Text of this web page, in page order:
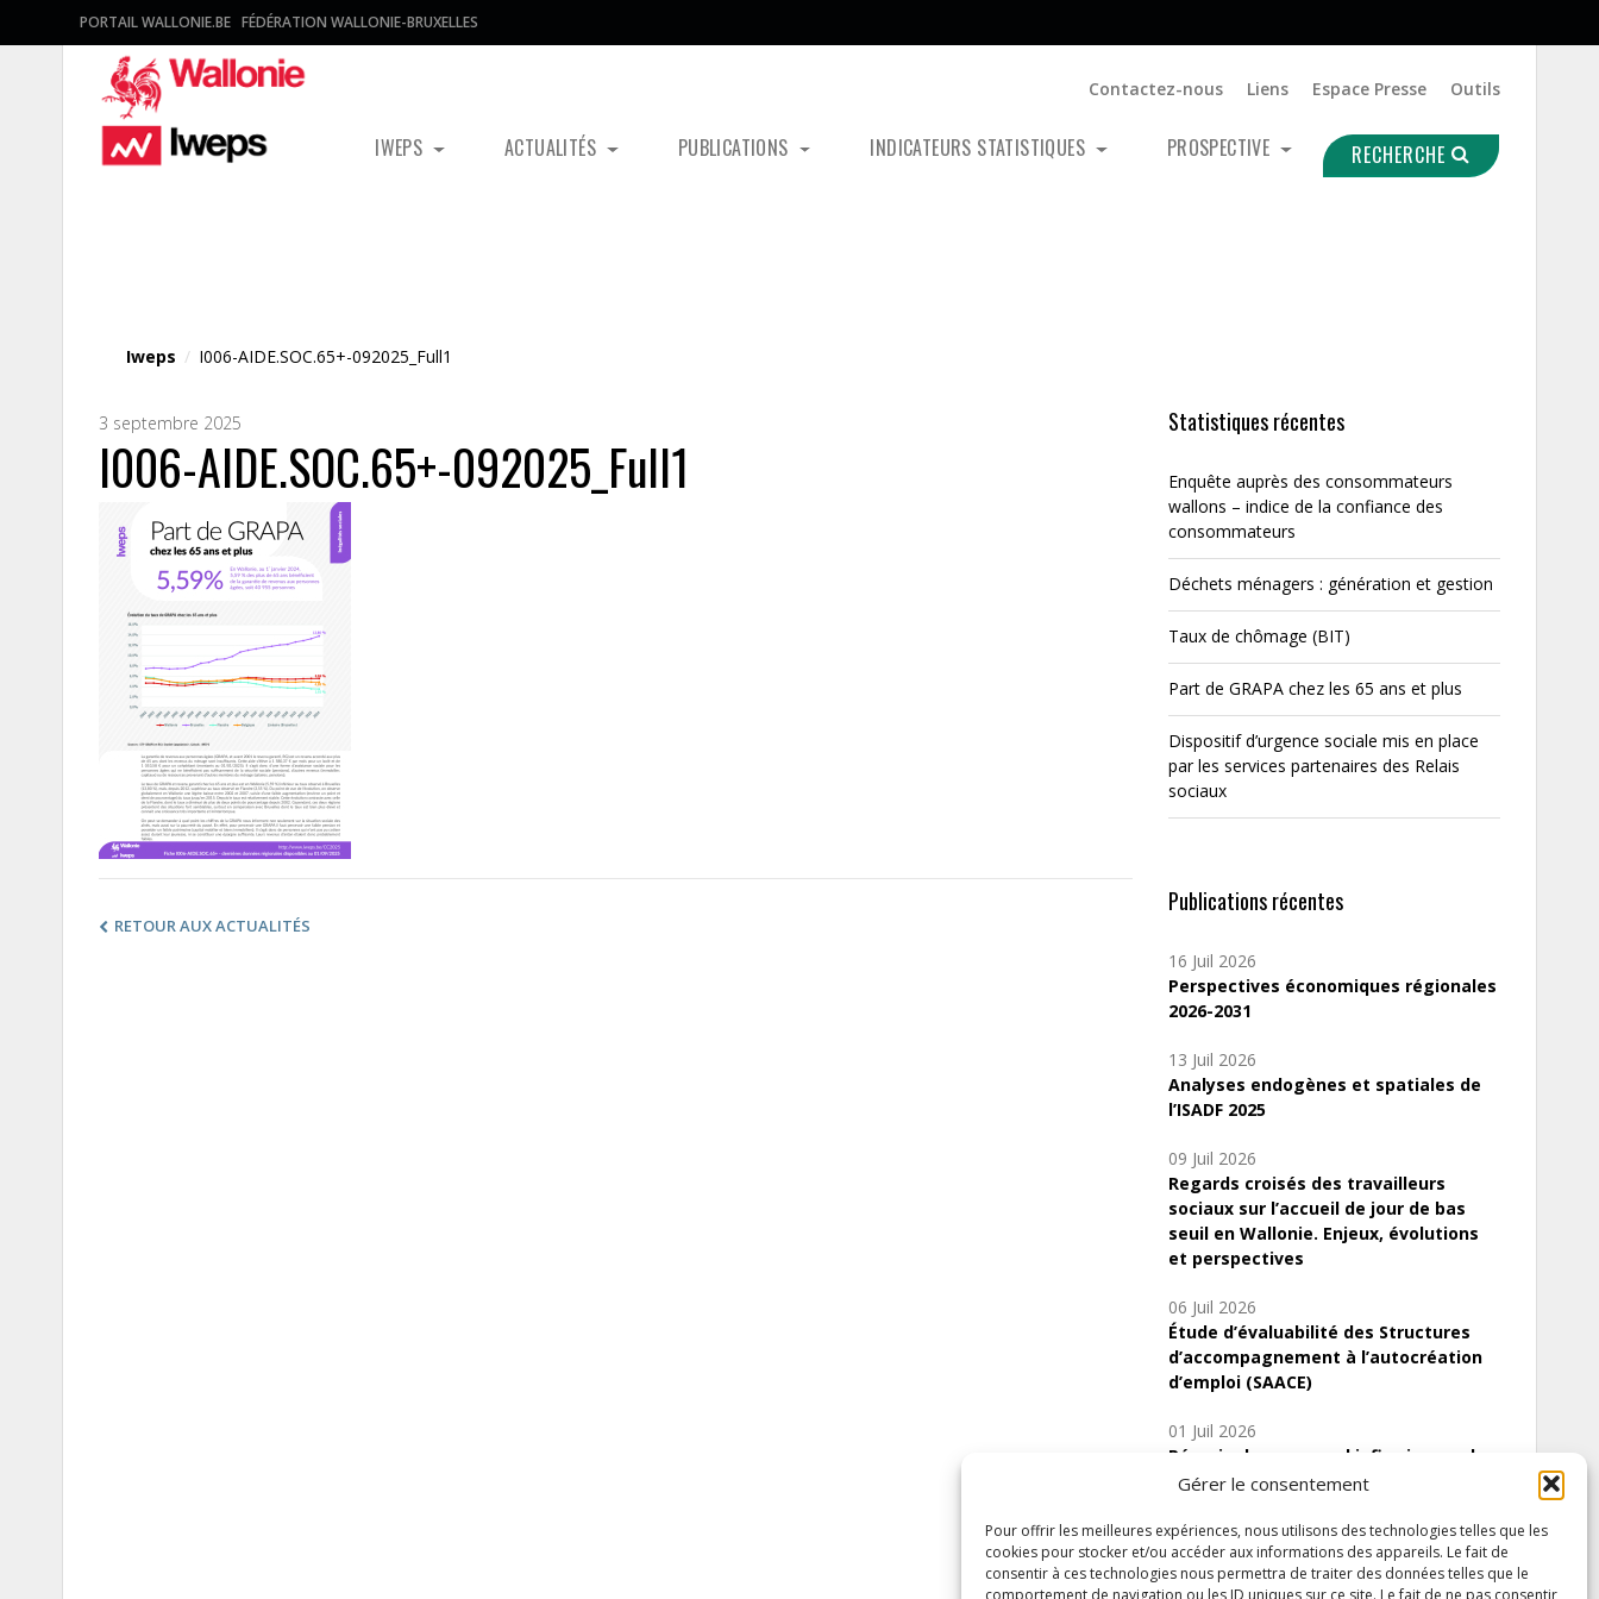
Gérer le consentement
Pour offrir les meilleures expériences, nous utilisons des technologies telles que les
cookies pour stocker et/ou accéder aux informations des appareils. Le fait de
consentir à ces technologies nous permettra de traiter des données telles que le
comportement de navigation ou les ID uniques sur ce site. Le fait de ne pas consentir
PORTAIL WALLONIE.BE FÉDÉRATION WALLONIE-BRUXELLES
Contactez-nous Liens Espace Presse Outils
IWEPS ACTUALITÉS PUBLICATIONS INDICATEURS STATISTIQUES PROSPECTIVE RECHERCHE
Iweps / I006-AIDE.SOC.65+-092025_Full1
3 septembre 2025
I006-AIDE.SOC.65+-092025_Full1
RETOUR AUX ACTUALITÉS
Statistiques récentes
Enquête auprès des consommateurs
wallons – indice de la confiance des
consommateurs
Déchets ménagers : génération et gestion
Taux de chômage (BIT)
Part de GRAPA chez les 65 ans et plus
Dispositif d’urgence sociale mis en place
par les services partenaires des Relais
sociaux
Publications récentes
16 Juil 2026
Perspectives économiques régionales
2026-2031
13 Juil 2026
Analyses endogènes et spatiales de
l’ISADF 2025
09 Juil 2026
Regards croisés des travailleurs
sociaux sur l’accueil de jour de bas
seuil en Wallonie. Enjeux, évolutions
et perspectives
06 Juil 2026
Étude d’évaluabilité des Structures
d’accompagnement à l’autocréation
d’emploi (SAACE)
01 Juil 2026
Pénurie du personnel infirmier :quels
indicateurs d’offre de soins pour